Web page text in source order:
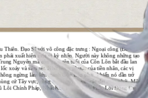
Đạo Sĩ với võ công đặc trưng : Ngoại công (Đao
phái xuất hiện một vị kỳ nhân. Người này không những tạo
Nguyên mà còn giúp tên tuổi của Côn Lôn bắt đầu lan
xoáy và sấm sét. Nhờ hồng phước của tiền nhân, các vị
ngừng làm lớn mạnh Côn Lôn phái, khiến nó dần trở
cứ Tây vực, cùng tranh quyền với các đại môn phái. Một
Lôi Chính Pháp, Nhất Khí Tam Thanh Phù, Lôi Động Cửu